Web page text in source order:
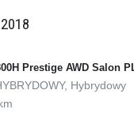
Prestige AWD Salon
Hybrydowy